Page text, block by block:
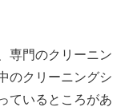
専門のクリーニン
のクリーニングシ
ているところがあ